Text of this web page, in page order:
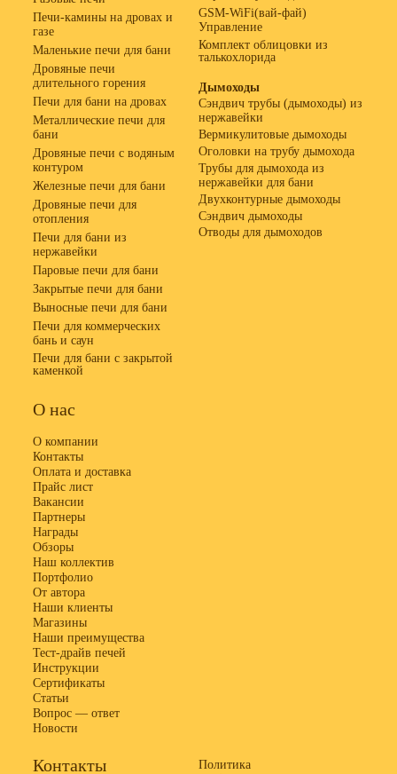
Печи-камины на дровах и
газе
Маленькие печи для бани
Дровяные печи
длительного горения
Печи для бани на дровах
Металлические печи для
бани
Дровяные печи с водяным
контуром
Железные печи для бани
Дровяные печи для
отопления
Печи для бани из
нержавейки
Паровые печи для бани
Закрытые печи для бани
Выносные печи для бани
Печи для коммерческих
бань и саун
Печи для бани с закрытой
каменкой
GSM-WiFi(вай-фай)
Управление
Комплект облицовки из
талькохлорида
Дымоходы
Сэндвич трубы (дымоходы) из
нержавейки
Вермикулитовые дымоходы
Оголовки на трубу дымохода
Трубы для дымохода из
нержавейки для бани
Двухконтурные дымоходы
Сэндвич дымоходы
Отводы для дымоходов
О нас
О компании
Контакты
Оплата и доставка
Прайс лист
Вакансии
Партнеры
Награды
Обзоры
Наш коллектив
Портфолио
От автора
Наши клиенты
Магазины
Наши преимущества
Тест-драйв печей
Инструкции
Сертификаты
Статьи
Вопрос — ответ
Новости
Контакты
Политика